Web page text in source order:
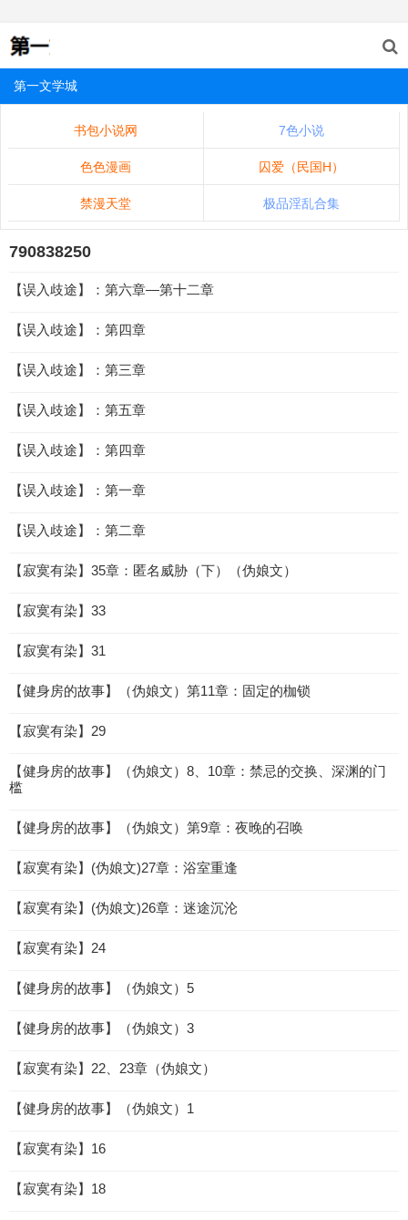
第一文学城
书包小说网 7色小说
色色漫画 囚爱（民国H）
禁漫天堂 极品淫乱合集
790838250
【误入歧途】：第六章—第十二章
【误入歧途】：第四章
【误入歧途】：第三章
【误入歧途】：第五章
【误入歧途】：第四章
【误入歧途】：第一章
【误入歧途】：第二章
【寂寞有染】35章：匿名威胁（下）（伪娘文）
【寂寞有染】33
【寂寞有染】31
【健身房的故事】（伪娘文）第11章：固定的枷锁
【寂寞有染】29
【健身房的故事】（伪娘文）8、10章：禁忌的交换、深渊的门
槛
【健身房的故事】（伪娘文）第9章：夜晚的召唤
【寂寞有染】(伪娘文)27章：浴室重逢
【寂寞有染】(伪娘文)26章：迷途沉沦
【寂寞有染】24
【健身房的故事】（伪娘文）5
【健身房的故事】（伪娘文）3
【寂寞有染】22、23章（伪娘文）
【健身房的故事】（伪娘文）1
【寂寞有染】16
【寂寞有染】18